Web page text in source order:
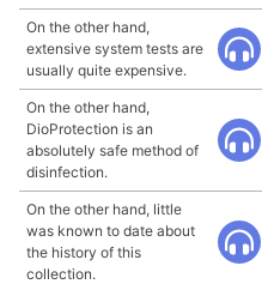
On the other hand,
extensive system tests are
usually quite expensive.
On the other hand,
DioProtection is an
absolutely safe method of
disinfection.
On the other hand, little
was known to date about
the history of this
collection.